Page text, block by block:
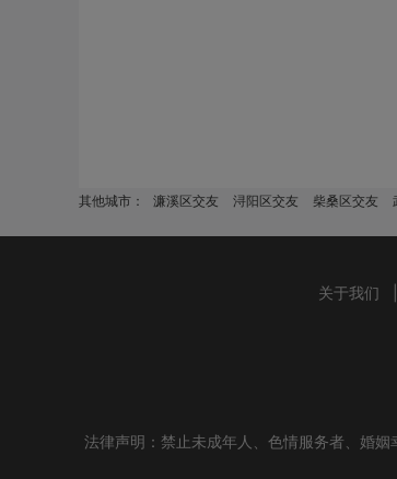
其他城市： 濂溪区交友 浔阳区交友 柴桑区交友
关于我们
法律声明：禁止未成年人、色情服务者、婚